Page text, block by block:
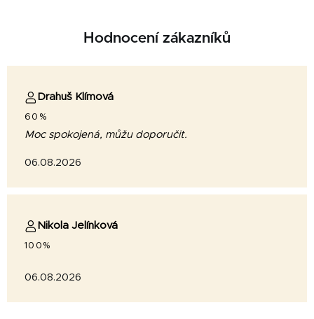
Hodnocení zákazníků
Drahuš Klímová
60%
Moc spokojená, můžu doporučit.
06.08.2026
Nikola Jelínková
100%
06.08.2026